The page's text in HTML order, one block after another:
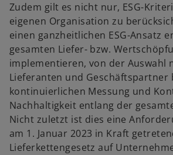
Zudem gilt es nicht nur, ESG-
eigenen Organisation zu
einen ganzheitlichen ESG-Ansatz
gesamten Liefer- bzw.
implementieren, von der Auswahl
Lieferanten und Geschäftspartner
kontinuierlichen Messung und
Nachhaltigkeit entlang der
Nicht zuletzt ist dies eine
am 1. Januar 2023 in Kraft
Lieferkettengesetz auf